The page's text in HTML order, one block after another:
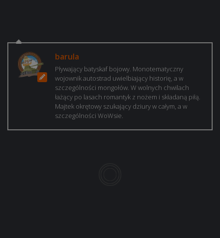
barula
Pływający batyskaf bojowy. Monotematyczny
wojownik autostrad uwielbiający historię, a w
szczególności mongołów. W wolnych chwilach
łażący po lasach romantyk z nożem i składaną piłą.
Majtek okrętowy szukający dziury w całym, a w
szczególności WoWsie.